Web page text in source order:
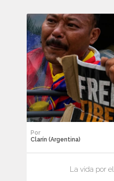
Por
Clarín (Argentina)
La vida por